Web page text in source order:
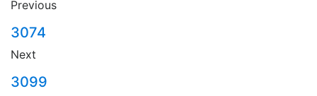
Previous
3074
Next
3099